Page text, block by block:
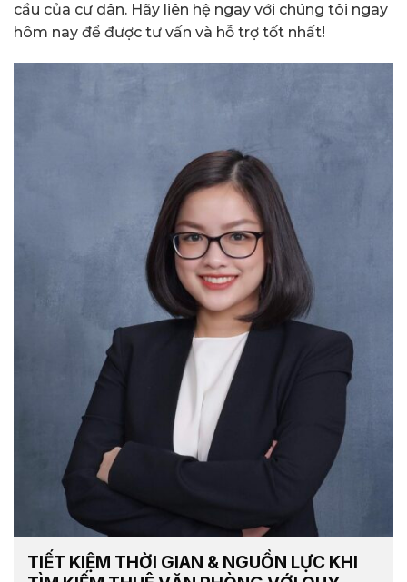
cầu của cư dân. Hãy liên hệ ngay với chúng tôi ngay
hôm nay để được tư vấn và hỗ trợ tốt nhất!
TIẾT KIỆM THỜI GIAN & NGUỒN LỰC KHI